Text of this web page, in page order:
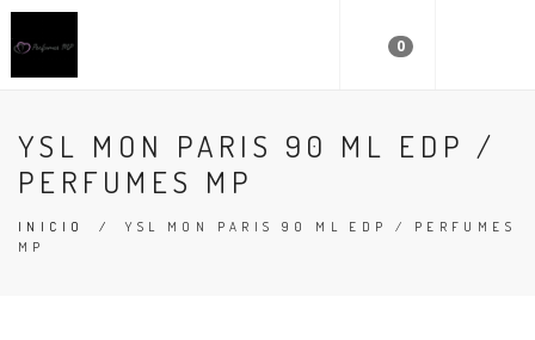
0
YSL MON PARIS 90 ML EDP /
PERFUMES MP
INICIO /YSL MON PARIS 90 ML EDP / PERFUMES
MP